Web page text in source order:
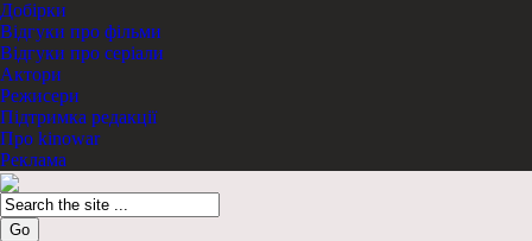
Добірки
Відгуки про фільми
Відгуки про серіали
Актори
Режисери
Підтримка редакції
Про kinowar
Реклама
Go